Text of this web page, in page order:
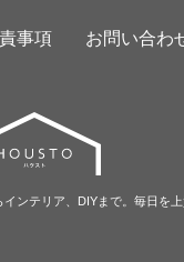
事項 お問い合わ
ンテリア、DIYまで。毎日を